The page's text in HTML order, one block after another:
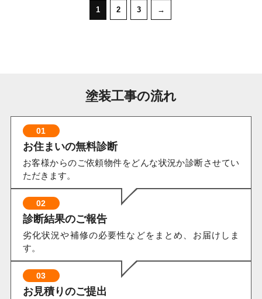
1 2 3 →
塗装工事の流れ
01
お住まいの無料診断
お客様からのご依頼物件をどんな状況か診断させてい
ただきます。
02
診断結果のご報告
劣化状況や補修の必要性などをまとめ、お届けしま
す。
03
お見積りのご提出